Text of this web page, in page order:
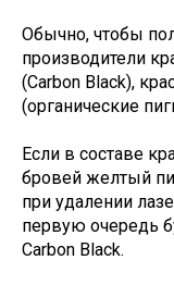
Обычно, чтобы
производители
(Carbon Black),
(органические
Если в составе
бровей желтый
при удалении
первую очередь
Carbon Black.